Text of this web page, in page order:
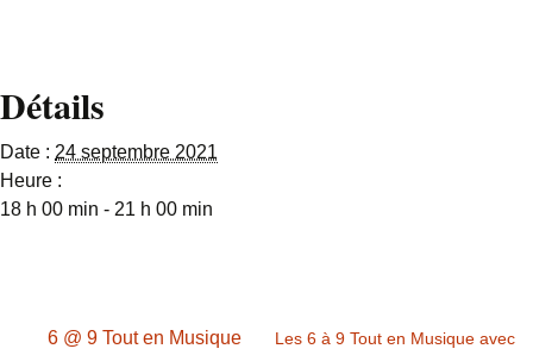
Détails
Date : 24 septembre 2021
Heure :
18 h 00 min - 21 h 00 min
6 @ 9 Tout en Musique
Les 6 à 9 Tout en Musique avec